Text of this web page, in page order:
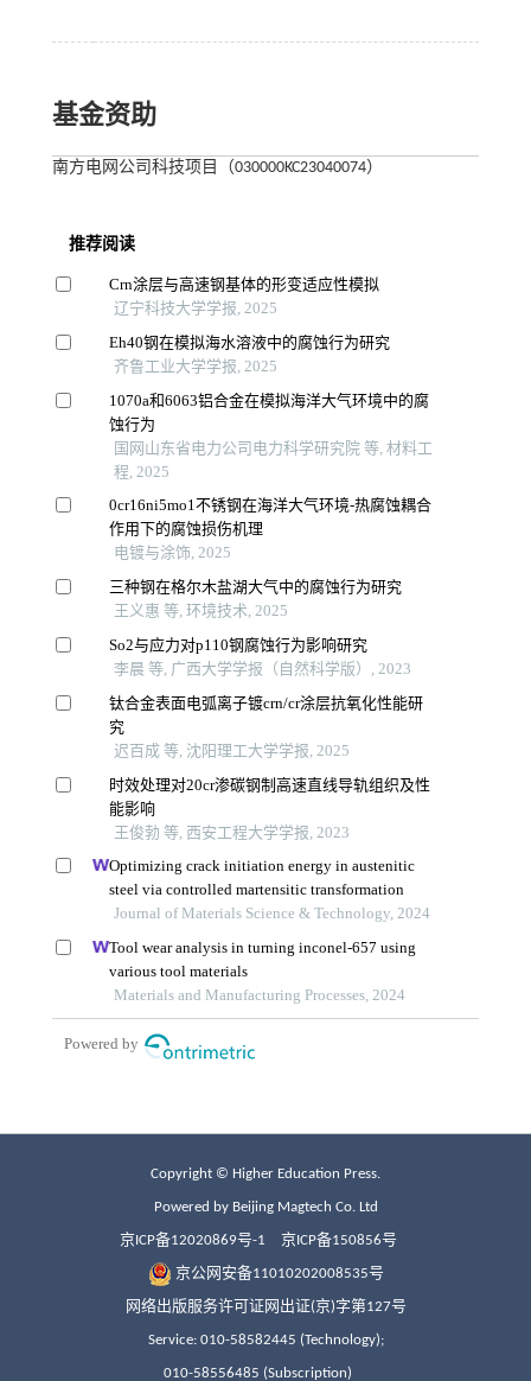
基金资助
南方电网公司科技项目（030000KC23040074）
Copyright © Higher Education Press.
Powered by Beijing Magtech Co. Ltd
京ICP备12020869号-1 京ICP备150856号
京公网安备11010202008535号
网络出版服务许可证网出证(京)字第127号
Service: 010-58582445 (Technology);
010-58556485 (Subscription)